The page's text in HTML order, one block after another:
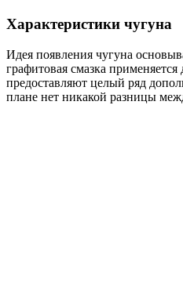
Характеристики чугуна
Идея появления чугуна
графитовая смазка
предоставляют целый ряд
плане нет никакой разницы